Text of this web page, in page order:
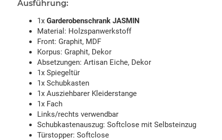
Ausführung:
1x Garderobenschrank JASMIN
Material: Holzspanwerkstoff
Front: Graphit, MDF
Korpus: Graphit, Dekor
Absetzungen: Artisan Eiche, Dekor
1x Spiegeltür
1x Schubkasten
1x Ausziehbarer Kleiderstange
1x Fach
Links/rechts verwendbar
Schubkastenauszug: Softclose mit Selbsteinzug
Türstopper: Softclose